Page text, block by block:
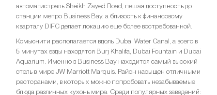
автомагистраль Sheikh Zayed Road, пешая доступность до
станции метро Business Bay, а близость к финансовому
кварталу DIFC делает локацию еще более востребованной.
Комьюнити располагается вдоль Dubai Water Canal, а всего в
5 минутах езды находятся Burj Khalifa, Dubai Fountain и Dubai
Aquarium. Именно в Business Bay находится самый высокий
отель в мире JW Marriott Marquis. Район насыщен отличными
ресторанами, в которых можно попробовать незабываемые
блюда различных кухонь мира. Среди популярных заведений: